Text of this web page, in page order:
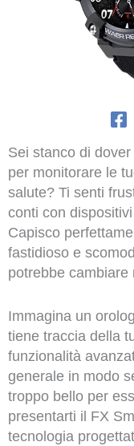
Sei stanco di
per monitorare le
salute? Ti senti
conti con
Capisco
fastidioso e
potrebbe cambiare
Immagina un
tiene traccia della
funzionalità
generale in modo
troppo bello per
presentarti il FX
tecnologia